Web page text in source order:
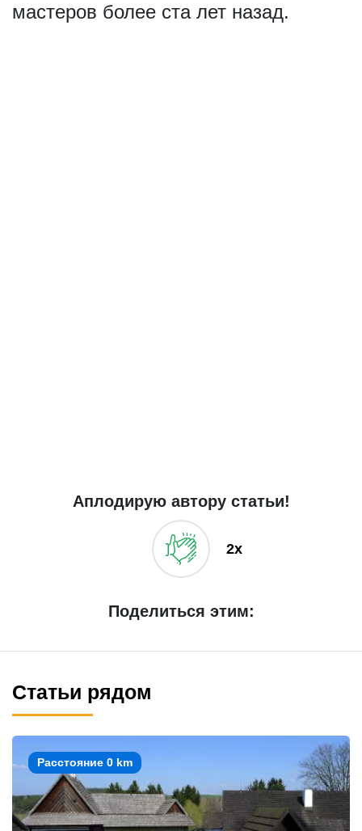
мастеров более ста лет назад.
Аплодирую автору статьи!
2x
Поделиться этим:
Статьи рядом
Расстояние 0 km